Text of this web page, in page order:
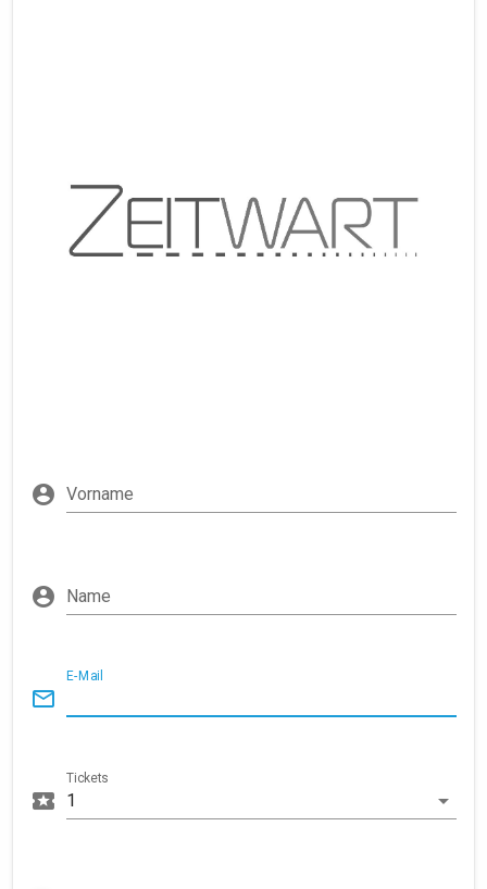
Vorname
Name
E-Mail
Tickets
1